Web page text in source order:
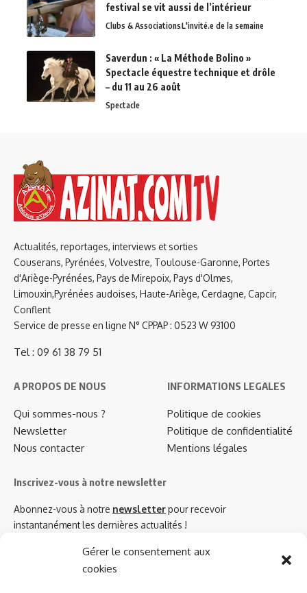
Gérer le consentement aux
cookies
festival se vit aussi de l’intérieur
Clubs & AssociationsL'invité.e de la semaine
Saverdun : « La Méthode Bolino »
Spectacle équestre technique et drôle
– du 11 au 26 août
Spectacle
Actualités, reportages, interviews et sorties
Couserans, Pyrénées, Volvestre, Toulouse-Garonne, Portes
d'Ariège-Pyrénées, Pays de Mirepoix, Pays d'Olmes,
Limouxin,Pyrénées audoises, Haute-Ariège, Cerdagne, Capcir,
Conflent
Service de presse en ligne N° CPPAP : 0523 W 93100
Tel : 09 61 38 79 51
A PROPOS DE NOUS
Qui sommes-nous ?
Newsletter
Nous contacter
INFORMATIONS LEGALES
Politique de cookies
Politique de confidentialité
Mentions légales
Inscrivez-vous à notre newsletter
Abonnez-vous à notre newsletterpour recevoir
instantanément les dernières actualités !
Azinat.com TV soutient